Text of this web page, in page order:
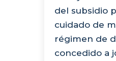
del subsidio
cuidado de
régimen de
concedido a